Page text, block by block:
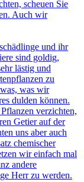
scheuen Sie
Auch wir
und ihr
sind goldig,
lästig und
zu
was wir
dulden können.
verzichten,
Getier auf der
uns aber auch
chemischer
wir einfach mal
andere
Herr zu werden.